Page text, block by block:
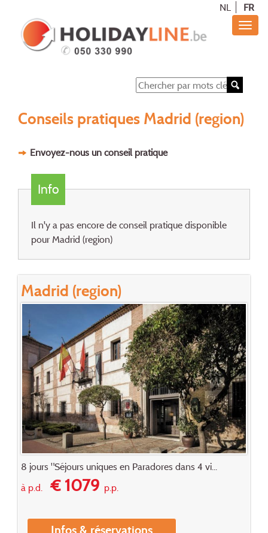
NL FR
Conseils pratiques Madrid (region)
Envoyez-nous un conseil pratique
Info
Il n'y a pas encore de conseil pratique disponible
pour Madrid (region)
Madrid (region)
8 jours "Séjours uniques en Paradores dans 4 vi...
à p.d.€ 1079p.p.
Infos & réservations